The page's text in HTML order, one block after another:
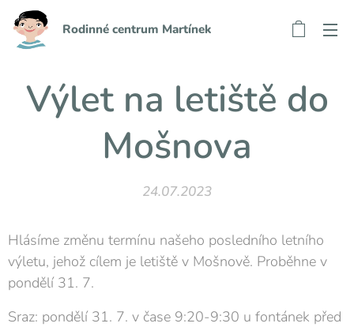
Rodinné centrum Martínek
Výlet na letiště do
Mošnova
24.07.2023
Hlásíme změnu termínu našeho posledního letního
výletu, jehož cílem je letiště v Mošnově. Proběhne v
pondělí 31. 7.
Sraz: pondělí 31. 7. v čase 9:20-9:30 u fontánek před